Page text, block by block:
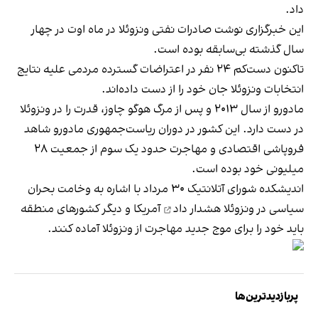
داد.
این خبرگزاری نوشت صادرات نفتی ونزوئلا در ماه اوت در چهار
سال گذشته بی‌سابقه بوده است.
تاکنون دست‌کم ۲۴ نفر در اعتراضات گسترده مردمی علیه نتایج
انتخابات ونزوئلا جان خود را از دست داده‌اند.
مادورو از سال ۲۰۱۳ و پس از مرگ هوگو چاوز، قدرت را در ونزوئلا
در دست دارد. این کشور در دوران ریاست‌جمهوری مادورو شاهد
فروپاشی اقتصادی و مهاجرت حدود یک سوم از جمعیت ۲۸
میلیونی خود بوده است.
اندیشکده شورای آتلانتیک ۳۰ مرداد با اشاره به وخامت بحران
سیاسی در ونزوئلا هشدار داد
آمریکا و دیگر کشورهای منطقه
باید خود را برای موج جدید مهاجرت از ونزوئلا آماده کنند.
پربازدیدترین‌ها